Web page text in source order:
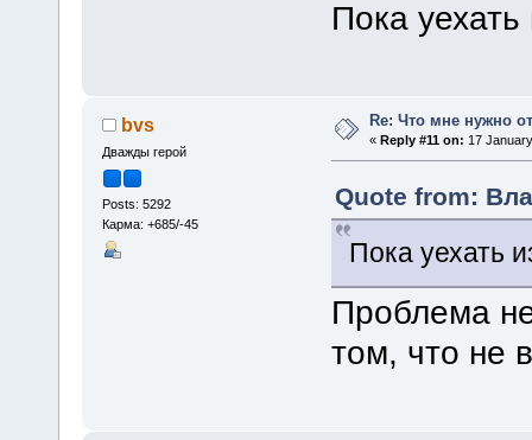
Пока
bvs
Дважды герой
Posts: 5292
Карма: +685/-45
Re: Что мне нужно
« Reply #11 on: 17
Quote from:
Пока уехать
Проблема
том, что не